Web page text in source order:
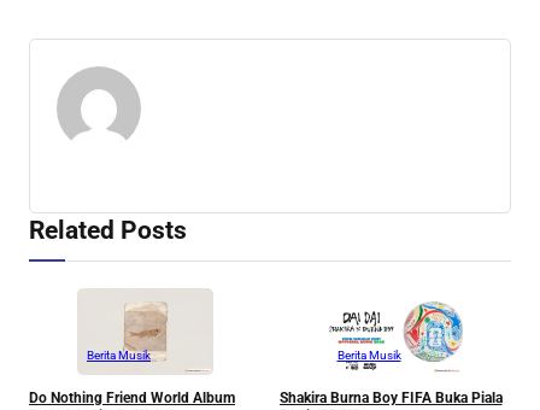
Related Posts
Berita Musik
Do Nothing Friend World Album
Berita Musik
Shakira Burna Boy FIFA Buka Piala